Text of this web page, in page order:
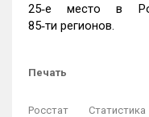
25‑е место в
85‑ти регионов.
Печать
Росстат Статистика